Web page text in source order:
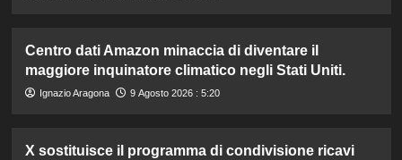
Centro dati Amazon minaccia di diventare il
maggiore inquinatore climatico negli Stati Uniti.
Ignazio Aragona 9 Agosto 2026 : 5:20
X sostituisce il programma di condivisione ricavi